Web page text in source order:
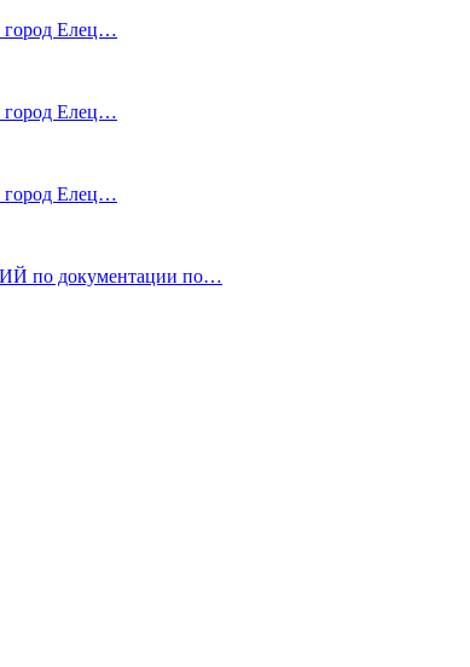
Елец…
Елец…
Елец…
документации по…